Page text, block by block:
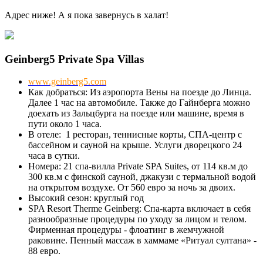
Адрес ниже! А я пока завернусь в халат!
Geinberg5 Private Spa Villas
www.geinberg5.com
Как добраться: Из аэропорта Вены на поезде до Линца.
Далее 1 час на автомобиле. Также до Гайнберга можно
доехать из Зальцбурга на поезде или машине, время в
пути около 1 часа.
В отеле: 1 ресторан, теннисные корты, СПА-центр с
бассейном и сауной на крыше. Услуги дворецкого 24
часа в сутки.
Номера: 21 спа-вилла Private SPA Suites, от 114 кв.м до
300 кв.м с финской сауной, джакузи с термальной водой
на открытом воздухе. От 560 евро за ночь за двоих.
Высокий сезон: круглый год
SPA Resort Therme Geinberg: Cпа-карта включает в себя
разнообразные процедуры по уходу за лицом и телом.
Фирменная процедуры - флоатинг в жемчужной
раковине. Пенный массаж в хаммаме «Ритуал султана» -
88 евро.